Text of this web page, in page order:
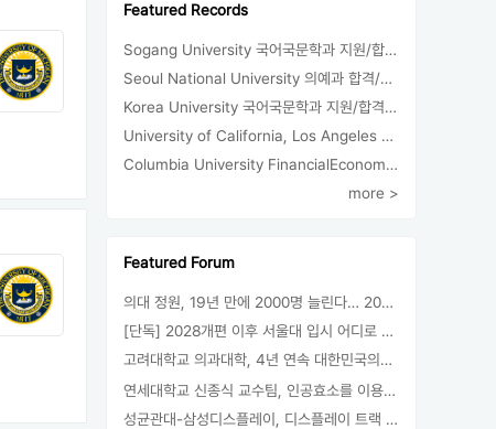
Featured Records
Sogang University 국어국문학과 지원/합격/등록
Seoul National University 의예과 합격/등록
Korea University 국어국문학과 지원/합격/등록
University of California, Los Angeles Sociology 합격
Columbia University FinancialEconomics 지원
more >
Featured Forum
의대 정원, 19년 만에 2000명 늘린다… 2025년 입시부터 적용
[단독] 2028개편 이후 서울대 입시 어디로 갈까.. ‘정시40% 폐지 추진’
고려대학교 의과대학, 4년 연속 대한민국의학한림원 정회원 최다 배출 外
연세대학교 신종식 교수팀, 인공효소를 이용한 아민의 키랄전환 세계 최초로 성공
성균관대-삼성디스플레이, 디스플레이 트랙 운영 협약 체결